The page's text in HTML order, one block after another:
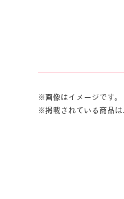
画像はイメージです。
掲載されている商品